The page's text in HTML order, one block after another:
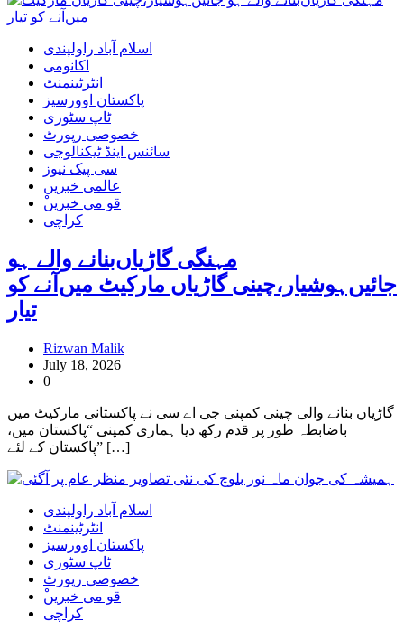
اسلام آباد راولپندی
اکانومی
انٹرٹینمنٹ
پاکستان اوورسیز
ٹاپ سٹوری
خصوصی رپورٹ
سائنس اینڈ ٹیکنالوجی
سی پیک نیوز
عالمی خبریں
ْقو می خبریں
کراچی
مہنگی گاڑیاں‌بنانے والے ہو
جائیں‌ہوشیار،چینی گاڑیاں مارکیٹ‌ میں‌آنے کو
تیار
Rizwan Malik
July 18, 2026
0
گاڑیاں بنانے والی چینی کمپنی جی اے سی نے پاکستانی مارکیٹ میں
باضابطہ طور پر قدم رکھ دیا ہماری کمپنی “پاکستان میں،
پاکستان کے لئے” […]
اسلام آباد راولپندی
انٹرٹینمنٹ
پاکستان اوورسیز
ٹاپ سٹوری
خصوصی رپورٹ
ْقو می خبریں
کراچی